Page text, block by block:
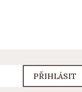
PŘIHLÁSIT